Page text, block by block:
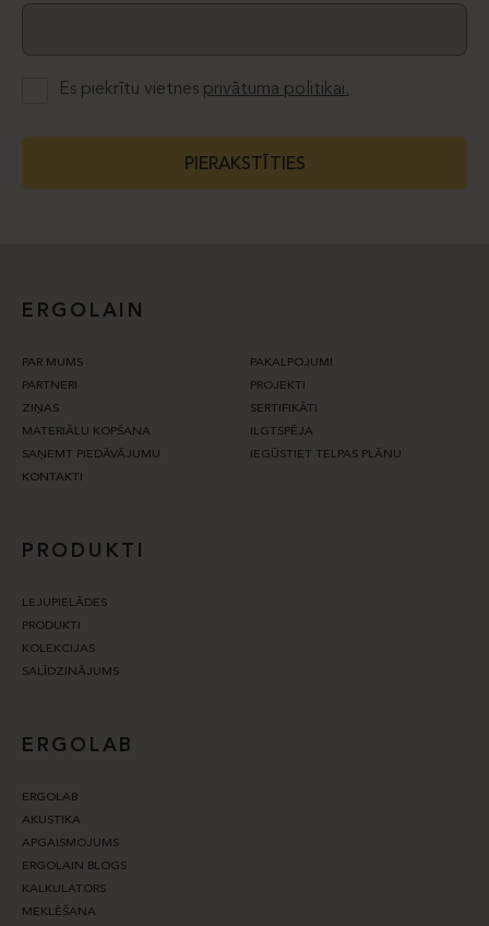
Es piekrītu vietnes privātuma politikai.
PIERAKSTĪTIES
ERGOLAIN
PAR MUMS
PAKALPOJUMI
PARTNERI
PROJEKTI
ZIŅAS
SERTIFIKĀTI
MATERIĀLU KOPŠANA
ILGTSPĒJA
SAŅEMT PIEDĀVĀJUMU
IEGŪSTIET TELPAS PLĀNU
KONTAKTI
PRODUKTI
LEJUPIELĀDES
PRODUKTI
KOLEKCIJAS
SALĪDZINĀJUMS
ERGOLAB
ERGOLAB
AKUSTIKA
APGAISMOJUMS
ERGOLAIN BLOGS
KALKULATORS
MEKLĒŠANA